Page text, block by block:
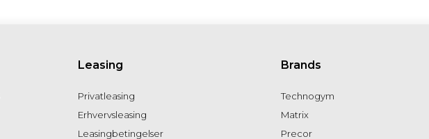
Leasing
Privatleasing
Erhvervsleasing
Leasingbetingelser
Brands
Technogym
Matrix
Precor